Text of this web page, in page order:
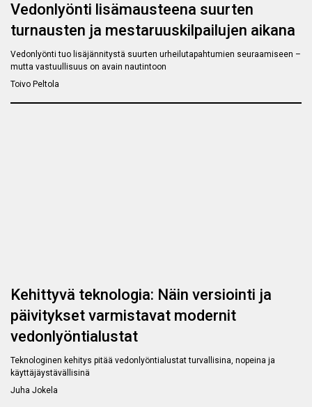
Vedonlyönti lisämausteena suurten
turnausten ja mestaruuskilpailujen aikana
Vedonlyönti tuo lisäjännitystä suurten urheilutapahtumien seuraamiseen –
mutta vastuullisuus on avain nautintoon
Toivo Peltola
Kehittyvä teknologia: Näin versiointi ja
päivitykset varmistavat modernit
vedonlyöntialustat
Teknologinen kehitys pitää vedonlyöntialustat turvallisina, nopeina ja
käyttäjäystävällisinä
Juha Jokela